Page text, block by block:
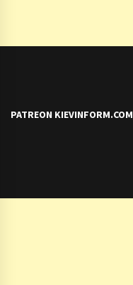
PATREON KIEVINFORM.COM